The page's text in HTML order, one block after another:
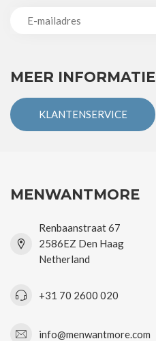
MEER INFORMATIE
KLANTENSERVICE
MENWANTMORE
Renbaanstraat 67
2586EZ Den Haag
Netherland
+31 70 2600 020
info@menwantmore.com